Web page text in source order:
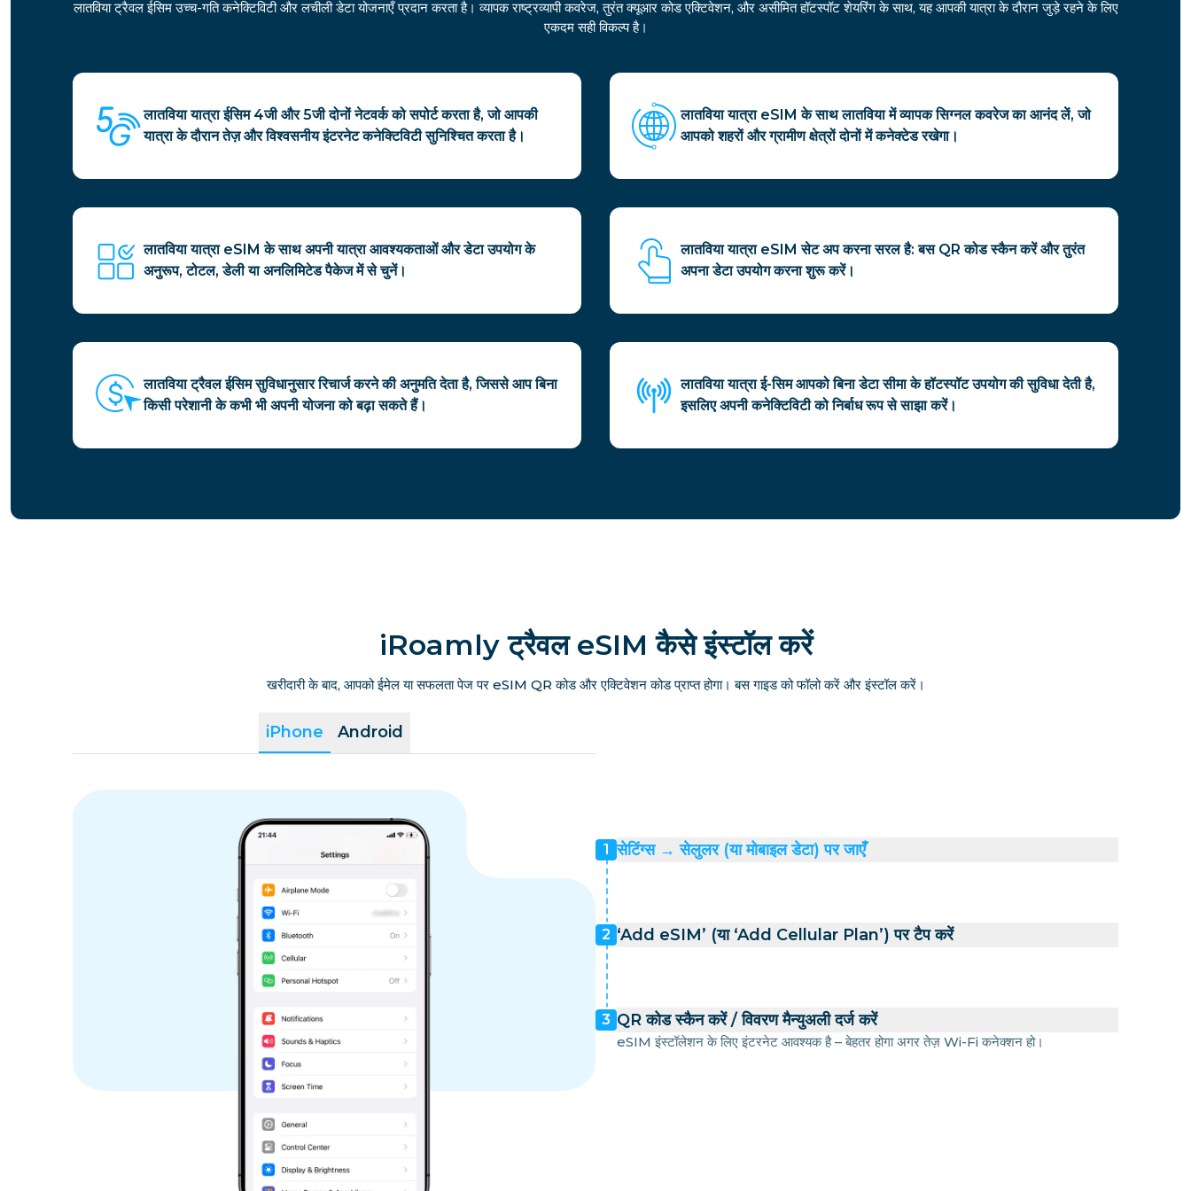
लातविया ट्रैवल ईसिम उच्च-गति कनेक्टिविटी और लचीली डेटा योजनाएँ प्रदान करता है। व्यापक राष्ट्रव्यापी कवरेज, तुरंत क्यूआर कोड एक्टिवेशन, और असीमित हॉटस्पॉट शेयरिंग के साथ, यह आपकी यात्रा के दौरान जुड़े रहने के लिए
एकदम सही विकल्प है।
लातविया यात्रा ईसिम 4जी और 5जी दोनों नेटवर्क को सपोर्ट करता है, जो आपकी
यात्रा के दौरान तेज़ और विश्वसनीय इंटरनेट कनेक्टिविटी सुनिश्चित करता है।
लातविया यात्रा eSIM के साथ लातविया में व्यापक सिग्नल कवरेज का आनंद लें, जो
आपको शहरों और ग्रामीण क्षेत्रों दोनों में कनेक्टेड रखेगा।
लातविया यात्रा eSIM के साथ अपनी यात्रा आवश्यकताओं और डेटा उपयोग के
अनुरूप, टोटल, डेली या अनलिमिटेड पैकेज में से चुनें।
लातविया यात्रा eSIM सेट अप करना सरल है: बस QR कोड स्कैन करें और तुरंत
अपना डेटा उपयोग करना शुरू करें।
लातविया ट्रैवल ईसिम सुविधानुसार रिचार्ज करने की अनुमति देता है, जिससे आप बिना
किसी परेशानी के कभी भी अपनी योजना को बढ़ा सकते हैं।
लातविया यात्रा ई-सिम आपको बिना डेटा सीमा के हॉटस्पॉट उपयोग की सुविधा देती है,
इसलिए अपनी कनेक्टिविटी को निर्बाध रूप से साझा करें।
iRoamly ट्रैवल eSIM कैसे इंस्टॉल करें
खरीदारी के बाद, आपको ईमेल या सफलता पेज पर eSIM QR कोड और एक्टिवेशन कोड प्राप्त होगा। बस गाइड को फॉलो करें और इंस्टॉल करें।
iPhone Android
1 सेटिंग्स → सेलुलर (या मोबाइल डेटा) पर जाएँ
2 ‘Add eSIM’ (या ‘Add Cellular Plan’) पर टैप करें
3 QR कोड स्कैन करें / विवरण मैन्युअली दर्ज करें
eSIM इंस्टॉलेशन के लिए इंटरनेट आवश्यक है – बेहतर होगा अगर तेज़ Wi-Fi कनेक्शन हो।